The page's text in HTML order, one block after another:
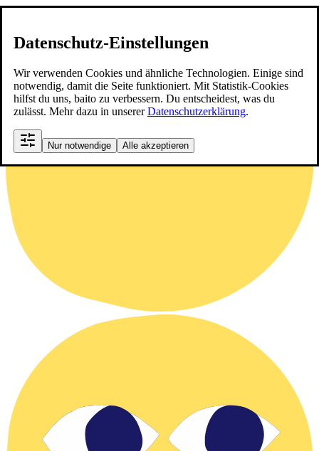
Datenschutz-Einstellungen
Wir verwenden Cookies und ähnliche Technologien. Einige sind
notwendig, damit die Seite funktioniert. Mit Statistik-Cookies
hilfst du uns, baito zu verbessern. Du entscheidest, was du
zulässt. Mehr dazu in unsererDatenschutzerklärung.
Nur notwendige Alle akzeptieren